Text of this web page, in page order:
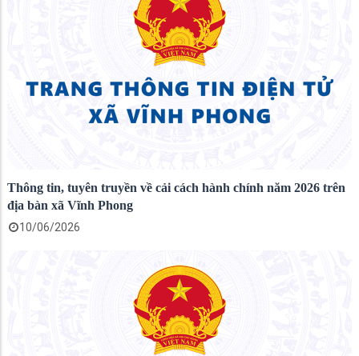
Thông tin, tuyên truyền về cải cách hành chính năm 2026 trên
địa bàn xã Vĩnh Phong
10/06/2026